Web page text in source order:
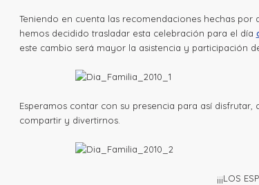
Teniendo en cuenta las recomendaciones hechas
hemos decidido trasladar esta celebración para el día
este cambio será mayor la asistencia y participación
Esperamos contar con su presencia para así
compartir y divertirnos.
¡¡¡LOS